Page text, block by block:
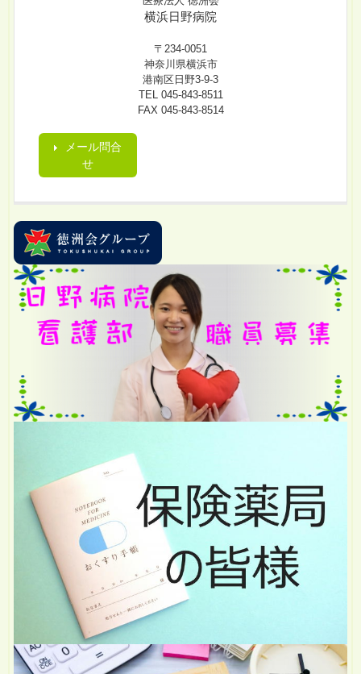
横浜日野病院
〒234-0051
神奈川県横浜市
港南区日野3-9-3
TEL 045-843-8511
FAX 045-843-8514
メール問合
せ